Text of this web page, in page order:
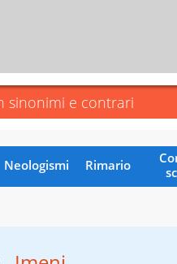
Neologismi Rimario